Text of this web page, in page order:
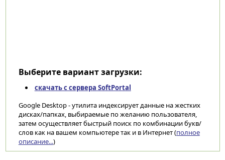
Выберите вариант загрузки:
скачать с сервера SoftPortal
Google Desktop - утилита индексирует данные на жестких
дисках/папках, выбираемые по желанию пользователя,
затем осуществляет быстрый поиск по комбинации букв/
слов как на вашем компьютере так и в Интернет (полное
описание...)